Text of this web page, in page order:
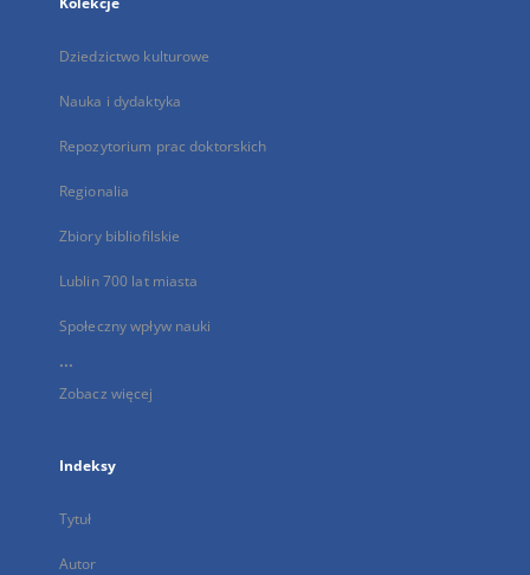
Dziedzictwo kulturowe
Nauka i dydaktyka
Repozytorium prac doktorskich
Regionalia
Zbiory bibliofilskie
Lublin 700 lat miasta
Społeczny wpływ nauki
...
Zobacz więcej
Indeksy
Tytuł
Autor